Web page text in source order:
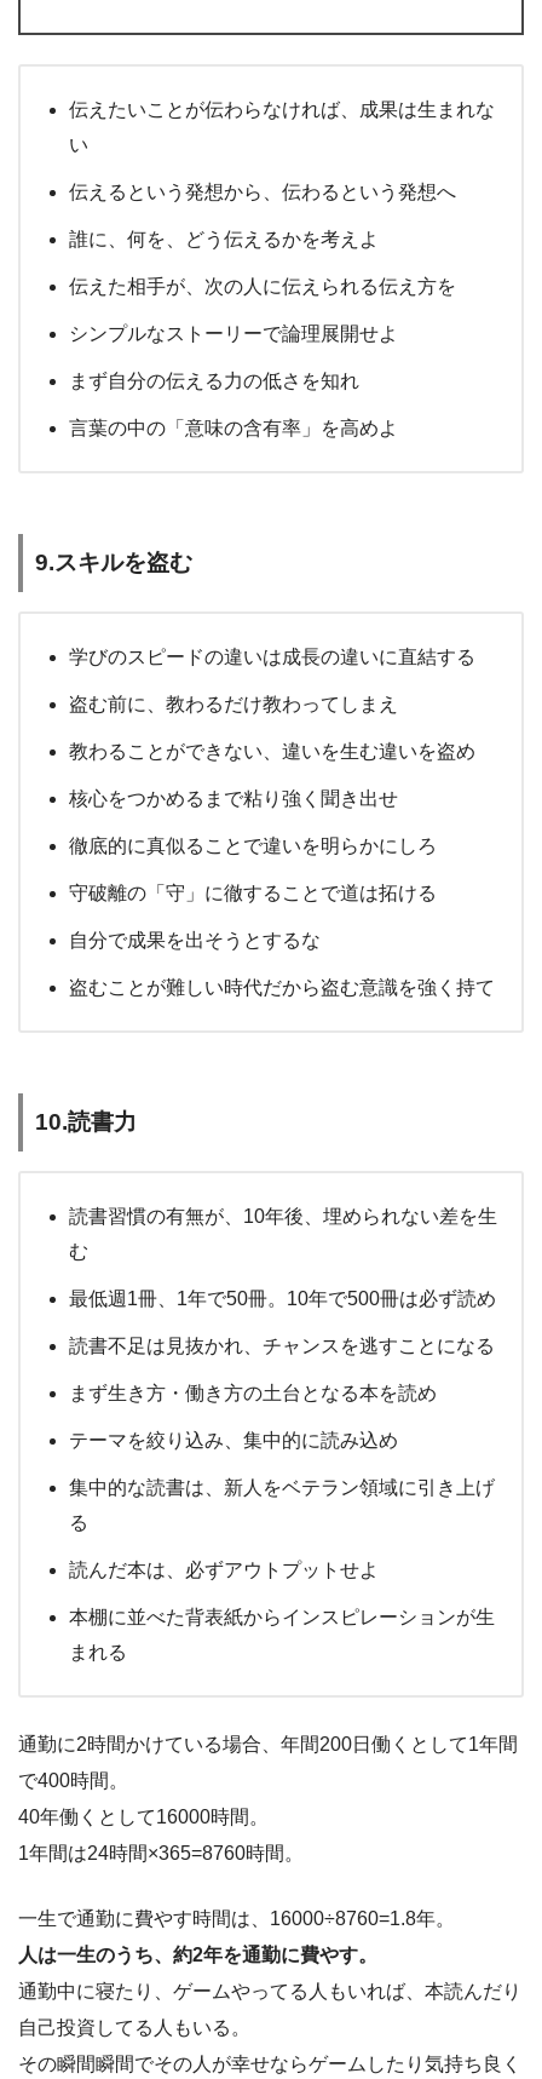
伝えたいことが伝わらなければ、成果は生まれな
い
伝えるという発想から、伝わるという発想へ
誰に、何を、どう伝えるかを考えよ
伝えた相手が、次の人に伝えられる伝え方を
シンプルなストーリーで論理展開せよ
まず自分の伝える力の低さを知れ
言葉の中の「意味の含有率」を高めよ
9.スキルを盗む
学びのスピードの違いは成長の違いに直結する
盗む前に、教わるだけ教わってしまえ
教わることができない、違いを生む違いを盗め
核心をつかめるまで粘り強く聞き出せ
徹底的に真似ることで違いを明らかにしろ
守破離の「守」に徹することで道は拓ける
自分で成果を出そうとするな
盗むことが難しい時代だから盗む意識を強く持て
10.読書力
読書習慣の有無が、10年後、埋められない差を生
む
最低週1冊、1年で50冊。10年で500冊は必ず読め
読書不足は見抜かれ、チャンスを逃すことになる
まず生き方・働き方の土台となる本を読め
テーマを絞り込み、集中的に読み込め
集中的な読書は、新人をベテラン領域に引き上げ
る
読んだ本は、必ずアウトプットせよ
本棚に並べた背表紙からインスピレーションが生
まれる
通勤に2時間かけている場合、年間200日働くとして1年間
で400時間。
40年働くとして16000時間。
1年間は24時間×365=8760時間。
一生で通勤に費やす時間は、16000÷8760=1.8年。
人は一生のうち、約2年を通勤に費やす。
通勤中に寝たり、ゲームやってる人もいれば、本読んだり
自己投資してる人もいる。
その瞬間瞬間でその人が幸せならゲームしたり気持ち良く